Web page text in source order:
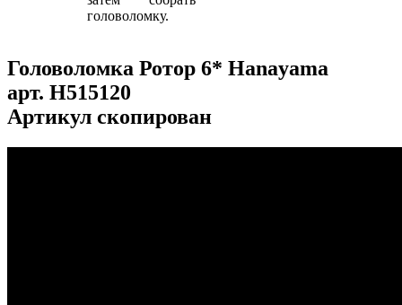
головоломку.
Головоломка Ротор 6* Hanayama
арт. H515120
Артикул скопирован